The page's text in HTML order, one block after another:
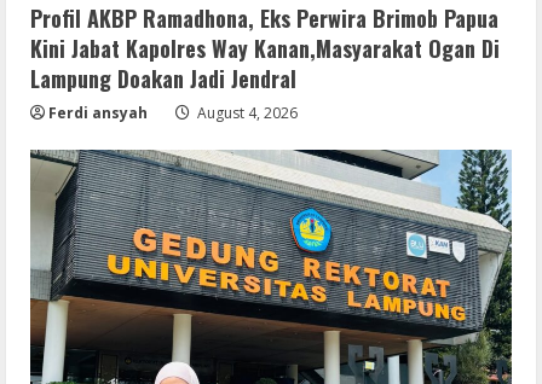
Profil AKBP Ramadhona, Eks Perwira Brimob Papua
Kini Jabat Kapolres Way Kanan,Masyarakat Ogan Di
Lampung Doakan Jadi Jendral
Ferdi ansyah August 4, 2026
2
Serialers
MATLAB Crack + Portable Clean
Premium
August 6, 2026
Serialers
Ableton Live Crack + Portable Windows
10 (x32x64)